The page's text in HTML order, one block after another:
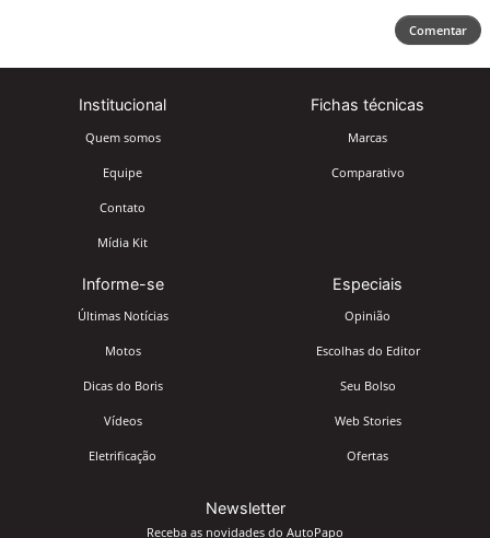
Comentar
Institucional
Quem somos
Equipe
Contato
Mídia Kit
Fichas técnicas
Marcas
Comparativo
Informe-se
Últimas Notícias
Motos
Dicas do Boris
Vídeos
Eletrificação
Especiais
Opinião
Escolhas do Editor
Seu Bolso
Web Stories
Ofertas
Newsletter
Receba as novidades do AutoPapo